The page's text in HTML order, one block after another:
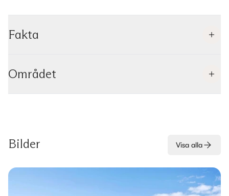
Fakta
Området
Bilder Visa alla